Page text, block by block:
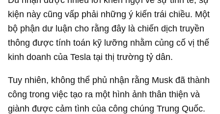
kiện này cũng vấp phải những ý kiến trái chiều. Một
bộ phận dư luận cho rằng đây là chiến dịch truyền
thông được tính toán kỹ lưỡng nhằm củng cố vị thế
kinh doanh của Tesla tại thị trường tỷ dân.
Tuy nhiên, không thể phủ nhận rằng Musk đã thành
công trong việc tạo ra một hình ảnh thân thiện và
giành được cảm tình của công chúng Trung Quốc.